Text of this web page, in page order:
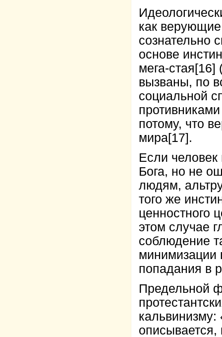
как
сознательно
основе
мега-стая [16]
вызваны, по
социальной
потому, что
мира[17] .
Если человек
Бога, но не
людям,
того же
ценностного
этом случае
соблюдение
минимизации
попадания в
Предельной
кальвинизму:
описывается,